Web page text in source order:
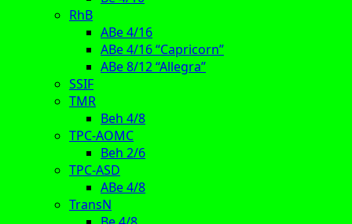
RhB
ABe 4/16
ABe 4/16 “Capricorn”
ABe 8/12 “Allegra”
SSIF
TMR
Beh 4/8
TPC-AOMC
Beh 2/6
TPC-ASD
ABe 4/8
TransN